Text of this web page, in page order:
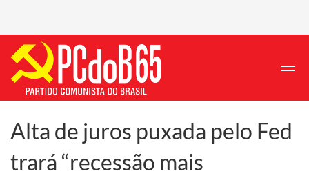
Alta de juros puxada pelo Fed
trará “recessão mais